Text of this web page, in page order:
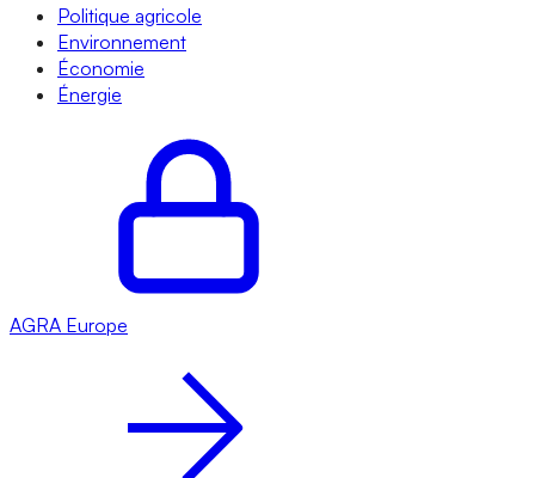
Politique agricole
Environnement
Économie
Énergie
AGRA Europe